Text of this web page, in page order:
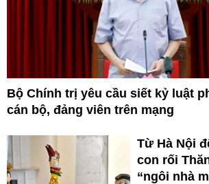
Bộ Chính trị yêu cầu siết kỷ luật
cán bộ, đảng viên trên mạng
Từ Hà Nội
con rối
“ngôi nhà